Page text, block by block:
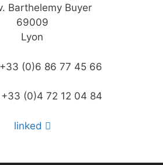
Barthelemy Buyer
69009
Lyon
(0)6 86 77 45 66
(0)4 72 12 04 84
linked